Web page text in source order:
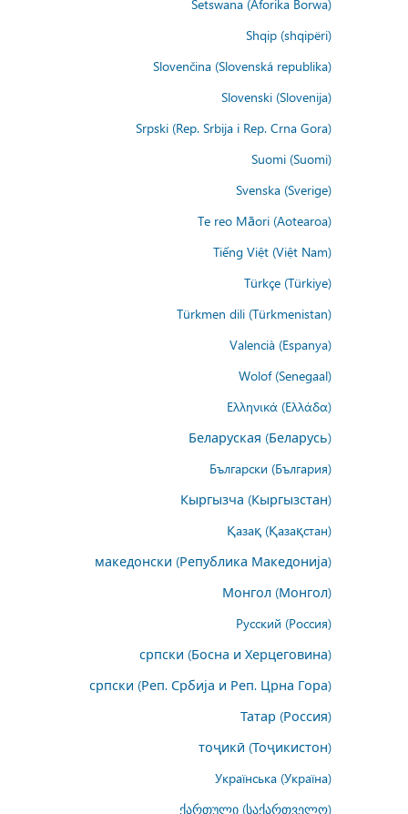
Setswana (Aforika Borwa)
Shqip (shqipëri)
Slovenčina (Slovenská republika)
Slovenski (Slovenija)
Srpski (Rep. Srbija i Rep. Crna Gora)
Suomi (Suomi)
Svenska (Sverige)
Te reo Māori (Aotearoa)
Tiếng Việt (Việt Nam)
Türkçe (Türkiye)
Türkmen dili (Türkmenistan)
Valencià (Espanya)
Wolof (Senegaal)
Ελληνικά (Ελλάδα)
Беларуская (Беларусь)
Български (България)
Кыргызча (Кыргызстан)
Қазақ (Қазақстан)
македонски (Република Македонија)
Монгол (Монгол)
Русский (Россия)
српски (Босна и Херцеговина)
српски (Реп. Србија и Реп. Црна Гора)
Татар (Россия)
тоҷикӣ (Тоҷикистон)
Українська (Україна)
ქართული (საქართველო)